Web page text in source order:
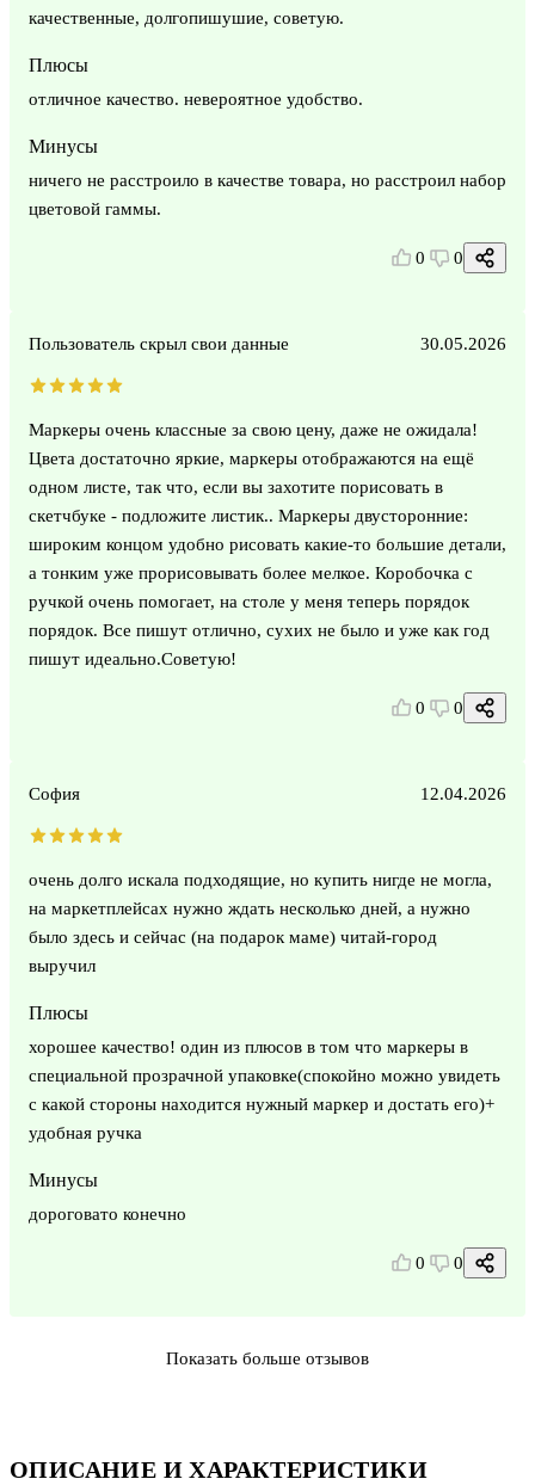
ОПИСАНИЕ И ХАРАКТЕРИСТИКИ
качественные, долгопишушие, советую.
Плюсы
отличное качество. невероятное удобство.
Минусы
ничего не расстроило в качестве товара, но расстроил набор
цветовой гаммы.
0 0
Пользователь скрыл свои данные 30.05.2026
Маркеры очень классные за свою цену, даже не ожидала!
Цвета достаточно яркие, маркеры отображаются на ещё
одном листе, так что, если вы захотите порисовать в
скетчбуке - подложите листик.. Маркеры двусторонние:
широким концом удобно рисовать какие-то большие детали,
а тонким уже прорисовывать более мелкое. Коробочка с
ручкой очень помогает, на столе у меня теперь порядок
порядок. Все пишут отлично, сухих не было и уже как год
пишут идеально.Советую!
0 0
София 12.04.2026
очень долго искала подходящие, но купить нигде не могла,
на маркетплейсах нужно ждать несколько дней, а нужно
было здесь и сейчас (на подарок маме) читай-город
выручил
Плюсы
хорошее качество! один из плюсов в том что маркеры в
специальной прозрачной упаковке(спокойно можно увидеть
с какой стороны находится нужный маркер и достать его)+
удобная ручка
Минусы
дороговато конечно
0 0
Показать больше отзывов